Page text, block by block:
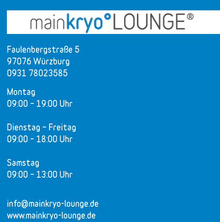
Faulenbergstraße 5
97076 Würzburg
0931 78023585
Montag
09:00 – 19:00 Uhr
Dienstag – Freitag
09:00 – 18:00 Uhr
Samstag
09:00 – 13:00 Uhr
info@mainkryo-lounge.de
www.mainkryo-lounge.de